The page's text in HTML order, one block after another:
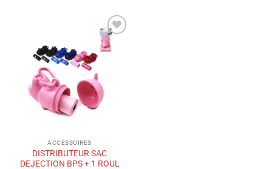
Ajouter
à la liste
ACCESSOIRES
DISTRIBUTEUR SAC
DEJECTION BPS + 1 ROUL